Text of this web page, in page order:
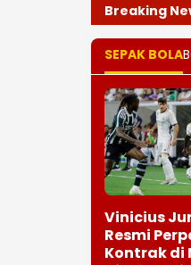
Breaking
SEPAK BOLA
Vinicius
Resmi
Kontrak di